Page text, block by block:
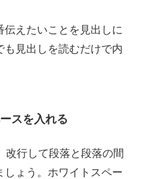
えたいことを見出しに
見出しを読むだけで内
スを入れる
改行して段落と段落の間
しょう。ホワイトスペー